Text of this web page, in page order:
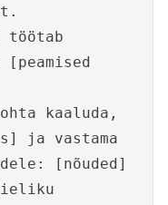
töötab
kaaluda,
ja vastama
[nõuded]